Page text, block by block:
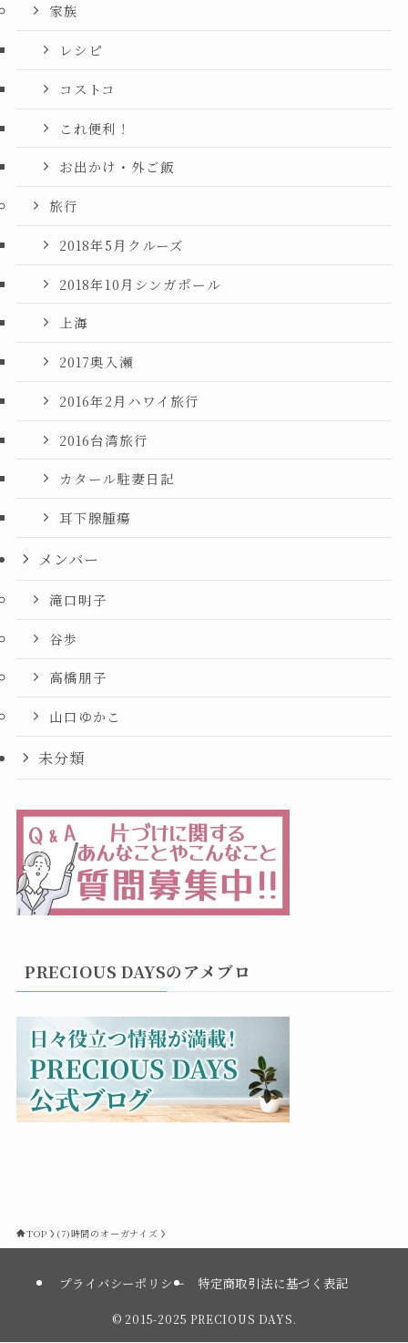
家族
レシピ
コストコ
これ便利！
お出かけ・外ご飯
旅行
2018年5月クルーズ
2018年10月シンガポール
上海
2017奥入瀬
2016年2月ハワイ旅行
2016台湾旅行
カタール駐妻日記
耳下腺腫瘍
メンバー
滝口明子
谷歩
高橋朋子
山口ゆかこ
未分類
PRECIOUS DAYSのアメブロ
TOP (7)時間のオーガナイズ
プライバシーポリシー 特定商取引法に基づく表記
© 2015-2025 PRECIOUS DAYS.